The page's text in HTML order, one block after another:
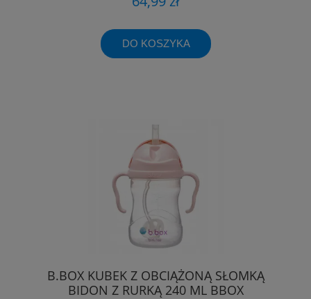
DO KOSZYKA
B.BOX KUBEK Z OBCIĄŻONĄ SŁOMKĄ
BIDON Z RURKĄ 240 ML BBOX